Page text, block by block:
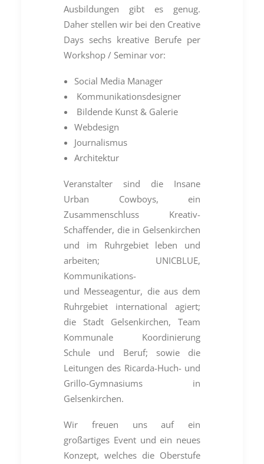
Ausbildungen gibt es genug.
Daher stellen wir bei den Creative
Days sechs kreative Berufe per
Workshop / Seminar vor:
Social Media Manager
Kommunikationsdesigner
Bildende Kunst & Galerie
Webdesign
Journalismus
Architektur
Veranstalter sind die Insane
Urban Cowboys, ein
Zusammenschluss Kreativ-
Schaffender, die in Gelsenkirchen
und im Ruhrgebiet leben und
arbeiten; UNICBLUE,
Kommunikations-
und Messeagentur, die aus dem
Ruhrgebiet international agiert;
die Stadt Gelsenkirchen, Team
Kommunale Koordinierung
Schule und Beruf; sowie die
Leitungen des Ricarda-Huch- und
Grillo-Gymnasiums in
Gelsenkirchen.
Wir freuen uns auf ein
großartiges Event und ein neues
Konzept, welches die Oberstufe